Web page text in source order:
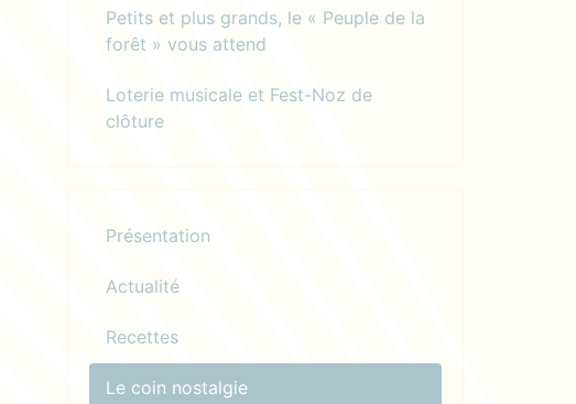
Petits et plus grands, le « Peuple de la
forêt » vous attend
Loterie musicale et Fest-Noz de
clôture
Présentation
Actualité
Recettes
Le coin nostalgie